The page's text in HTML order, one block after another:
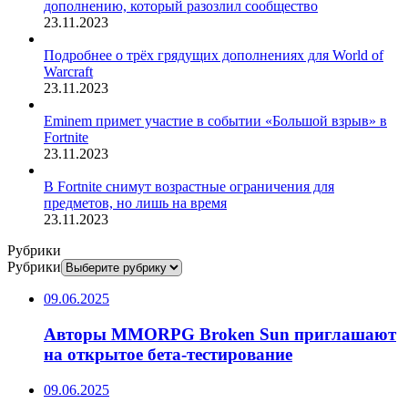
дополнению, который разозлил сообщество
23.11.2023
Подробнее о трёх грядущих дополнениях для World of
Warcraft
23.11.2023
Eminem примет участие в событии «Большой взрыв» в
Fortnite
23.11.2023
В Fortnite снимут возрастные ограничения для
предметов, но лишь на время
23.11.2023
Рубрики
Рубрики
09.06.2025
Авторы MMORPG Broken Sun приглашают
на открытое бета-тестирование
09.06.2025